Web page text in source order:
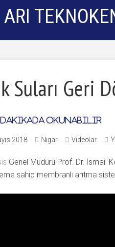
Suları Geri
dakikada okunabilir
2018 Nigar Videolar
Genel Müdürü Prof. Dr. İsmail
sahip membranlı arıtma